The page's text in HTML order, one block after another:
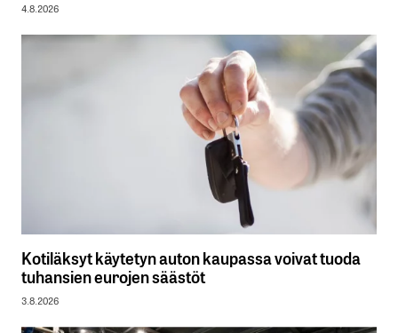
4.8.2026
Kotiläksyt käytetyn auton kaupassa voivat tuoda
tuhansien eurojen säästöt
3.8.2026